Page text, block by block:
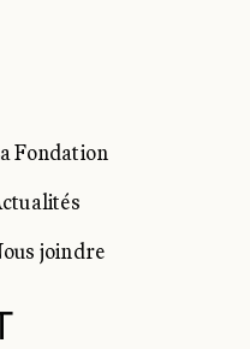
Fondation
joindre
SUR
NOUS SUR